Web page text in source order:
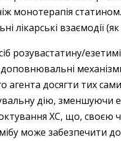
монотерапія
лікарські взаємодії
розувастатину/
досягти тих
дію, зменшуючи
ХС, що, своєю
може забезпечити